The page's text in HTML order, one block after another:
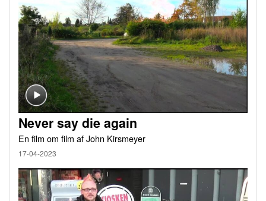
Never say die again
En film om film af John Kirsmeyer
17-04-2023